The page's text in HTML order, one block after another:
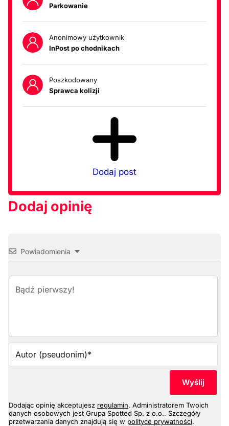
Parkowanie
Anonimowy użytkownik
InPost po chodnikach
Poszkodowany
Sprawca kolizji
Dodaj post
Dodaj opinię
Powiadomienia
Dodając opinię akceptujesz regulamin. Administratorem Twoich
danych osobowych jest Grupa Spotted Sp. z o.o.. Szczegóły
przetwarzania danych znajdują się w polityce prywatności.